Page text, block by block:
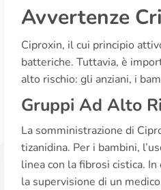
Avvertenze
Ciproxin, il cui principio
batteriche. Tuttavia, è
alto rischio: gli anziani, i
Gruppi Ad Alto
La somministrazione di
tizanidina. Per i bambini,
linea con la fibrosi cistica.
la supervisione di un